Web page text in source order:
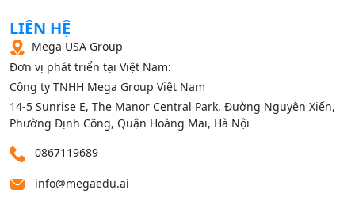
LIÊN HỆ
Mega USA Group
Đơn vị phát triển tại Việt Nam:
Công ty TNHH Mega Group Việt Nam
14‑5 Sunrise E, The Manor Central Park, Đường Nguyễn Xiển,
Phường Định Công, Quận Hoàng Mai, Hà Nội
0867119689
info@megaedu.ai